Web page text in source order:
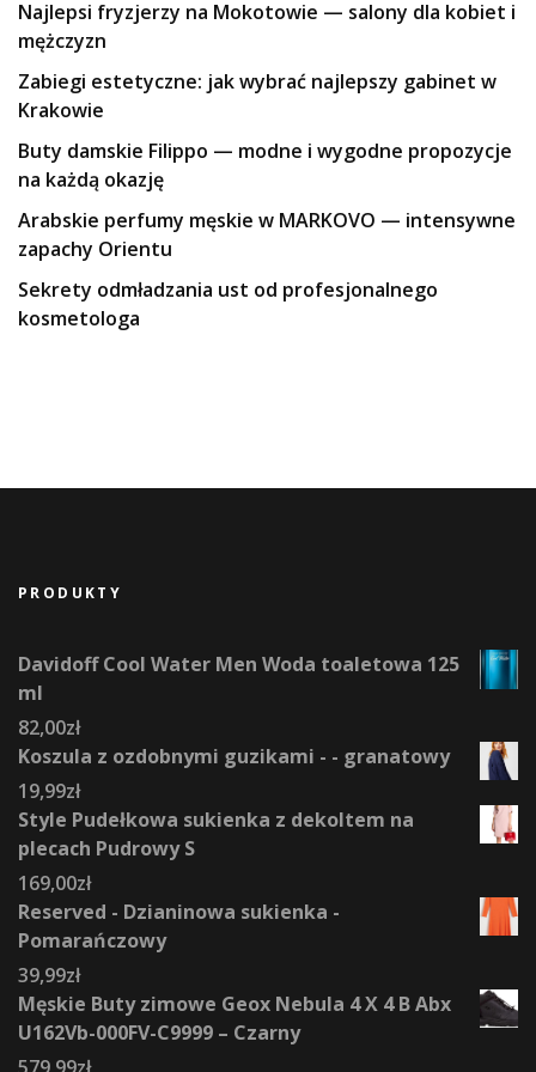
Najlepsi fryzjerzy na Mokotowie — salony dla kobiet i
mężczyzn
Zabiegi estetyczne: jak wybrać najlepszy gabinet w
Krakowie
Buty damskie Filippo — modne i wygodne propozycje
na każdą okazję
Arabskie perfumy męskie w MARKOVO — intensywne
zapachy Orientu
Sekrety odmładzania ust od profesjonalnego
kosmetologa
PRODUKTY
Davidoff Cool Water Men Woda toaletowa 125
ml
82,00zł
Koszula z ozdobnymi guzikami - - granatowy
19,99zł
Style Pudełkowa sukienka z dekoltem na
plecach Pudrowy S
169,00zł
Reserved - Dzianinowa sukienka -
Pomarańczowy
39,99zł
Męskie Buty zimowe Geox Nebula 4 X 4 B Abx
U162Vb-000FV-C9999 – Czarny